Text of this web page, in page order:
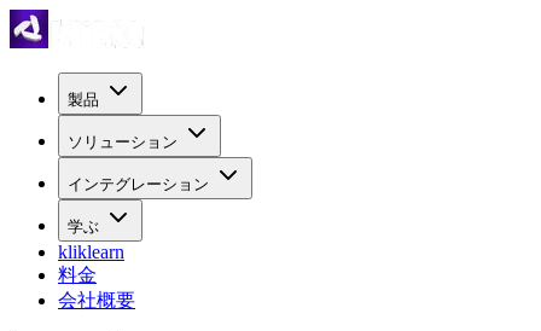
製品
ソリューション
インテグレーション
学ぶ
kliklearn
料金
会社概要